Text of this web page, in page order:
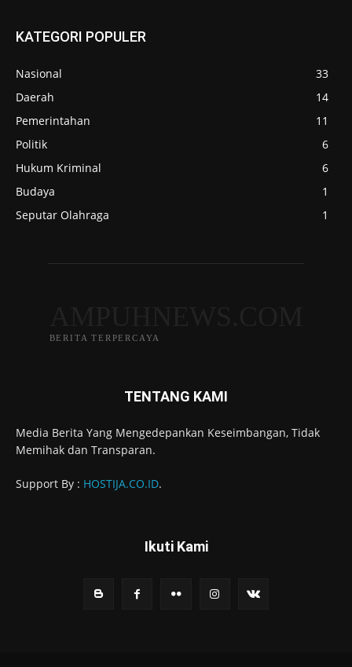
KATEGORI POPULER
Nasional
33
Daerah
14
Pemerintahan
11
Politik
6
Hukum Kriminal
6
Budaya
1
Seputar Olahraga
1
BERITA TERPERCAYA
TENTANG KAMI
Media Berita Yang Mengedepankan Keseimbangan, Tidak
Memihak dan Transparan.
Support By : HOSTIJA.CO.ID.
Ikuti Kami